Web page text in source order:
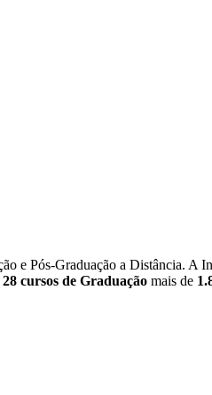
e Pós-Graduação a Distância.
28 cursos de Graduação mais de